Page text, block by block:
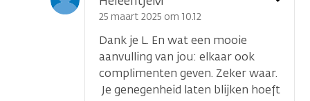
25 maart 2025 om 10.12
Dank je L. En wat een mooie
aanvulling van jou: elkaar ook
complimenten geven. Zeker waar.
Je genegenheid laten blijken hoeft